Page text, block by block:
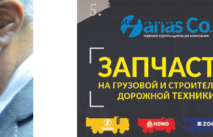
Subsidiyalar zañdı tölengen
ayıptau twjırımd..